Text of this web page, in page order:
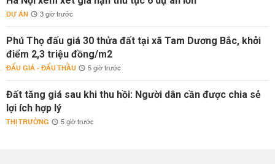
DỰ ÁN 3 giờ trước
Phú Thọ đấu giá 30 thửa đất tại xã Tam Dương Bắc, khởi
điểm 2,3 triệu đồng/m2
ĐẤU GIÁ - ĐẤU THẦU 5 giờ trước
Đất tăng giá sau khi thu hồi: Người dân cần được chia sẻ
lợi ích hợp lý
THỊ TRƯỜNG 5 giờ trước